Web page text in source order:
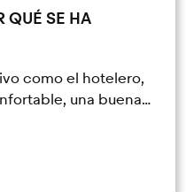
QUÉ SE HA
como el hotelero,
una buena…